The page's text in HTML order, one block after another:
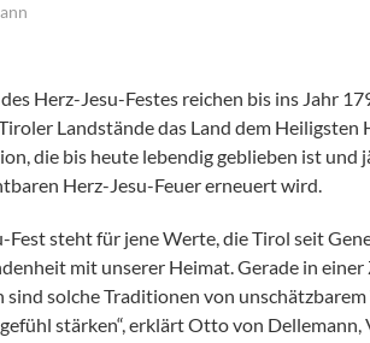
Herz-Jesu-Festes reichen bis ins Jahr
Landstände das Land dem Heiligsten
die bis heute lebendig geblieben ist
Herz-Jesu-Feuer erneuert wird.
Fest steht für jene Werte, die Tirol seit
mit unserer Heimat. Gerade in
sind solche Traditionen von
stärken“, erklärt Otto von